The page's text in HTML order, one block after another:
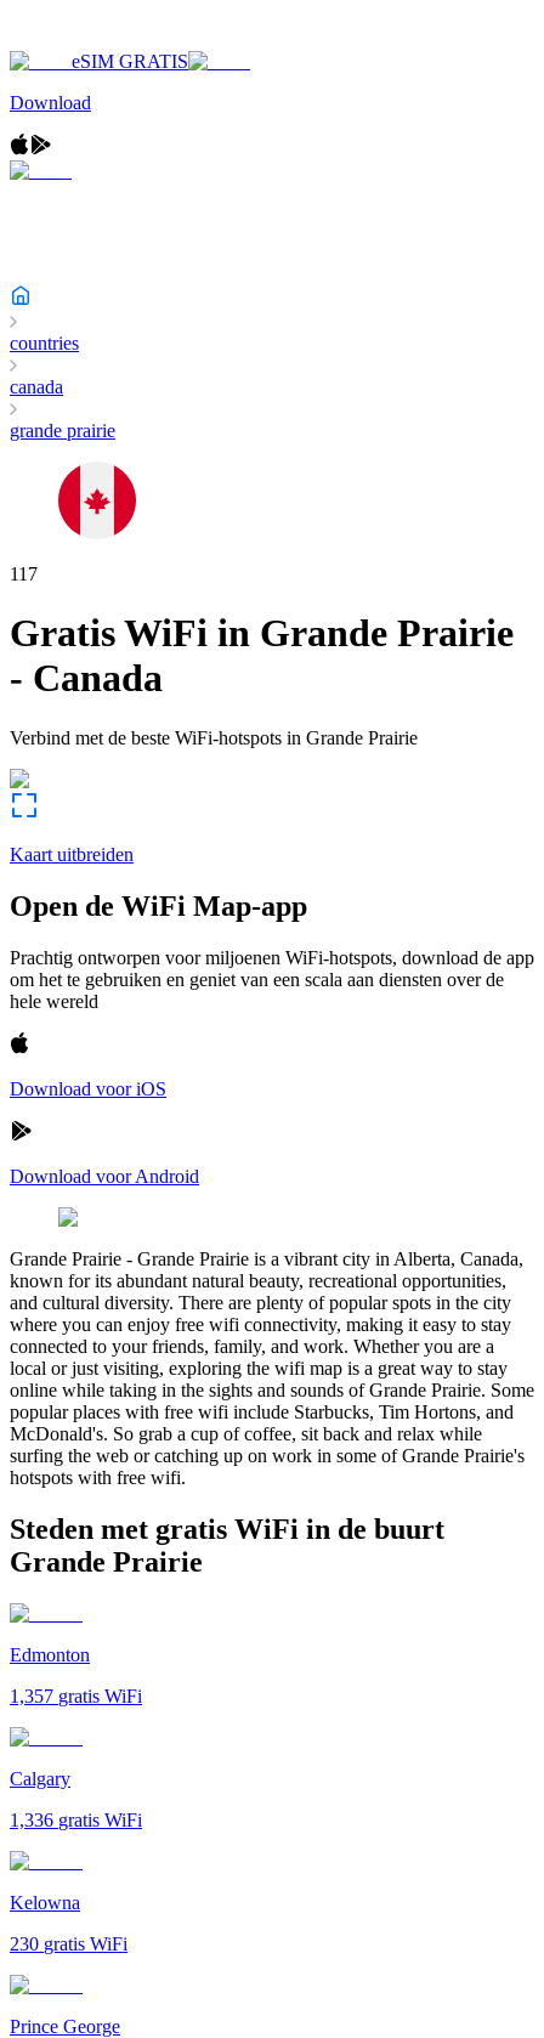
eSIM GRATIS
Download
countries
canada
grande prairie
117
Gratis WiFi in Grande Prairie
- Canada
Verbind met de beste WiFi-hotspots in Grande Prairie
Kaart uitbreiden
Open de WiFi Map-app
Prachtig ontworpen voor miljoenen WiFi-hotspots, download de app
om het te gebruiken en geniet van een scala aan diensten over de
hele wereld
Download voor iOS
Download voor Android
Grande Prairie - Grande Prairie is a vibrant city in Alberta, Canada,
known for its abundant natural beauty, recreational opportunities,
and cultural diversity. There are plenty of popular spots in the city
where you can enjoy free wifi connectivity, making it easy to stay
connected to your friends, family, and work. Whether you are a
local or just visiting, exploring the wifi map is a great way to stay
online while taking in the sights and sounds of Grande Prairie. Some
popular places with free wifi include Starbucks, Tim Hortons, and
McDonald's. So grab a cup of coffee, sit back and relax while
surfing the web or catching up on work in some of Grande Prairie's
hotspots with free wifi.
Steden met gratis WiFi in de buurt
Grande Prairie
Edmonton
1,357 gratis WiFi
Calgary
1,336 gratis WiFi
Kelowna
230 gratis WiFi
Prince George